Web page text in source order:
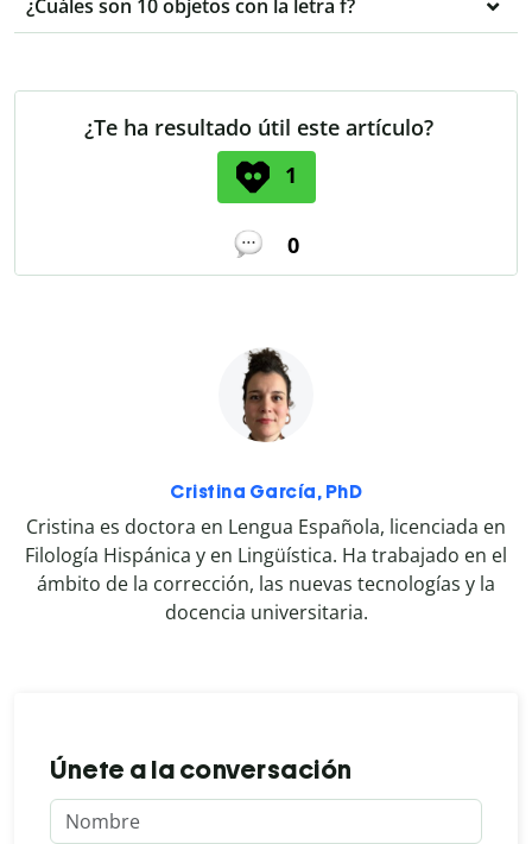
¿Cuáles son 10 objetos con la letra f?
¿Te ha resultado útil este artículo?
1
0
Cristina García, PhD
Cristina es doctora en Lengua Española, licenciada en
Filología Hispánica y en Lingüística. Ha trabajado en el
ámbito de la corrección, las nuevas tecnologías y la
docencia universitaria.
Únete a la conversación